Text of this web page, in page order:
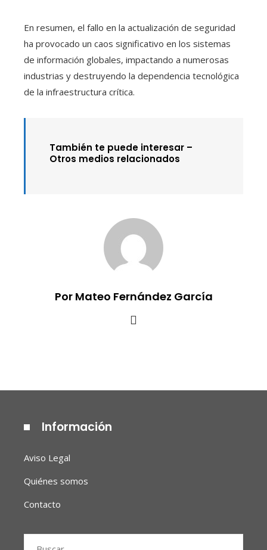
En resumen, el fallo en la actualización de seguridad
ha provocado un caos significativo en los sistemas
de información globales, impactando a numerosas
industrias y destruyendo la dependencia tecnológica
de la infraestructura crítica.
También te puede interesar –
Otros medios relacionados
Por Mateo Fernández García
Información
Aviso Legal
Quiénes somos
Contacto